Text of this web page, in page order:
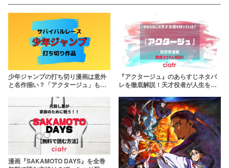
少年ジャンプの打ち切り漫画は意外
と名作揃い？「アクタージュ」も打
『アクタージュ』のあらすじネタバ
レを徹底解説！天才役者が人生をか
漫画『SAKAMOTO DAYS』を全巻